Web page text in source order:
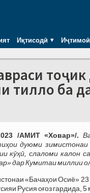
Иқтисодӣ Иҷтимоӣ
тилло ба
/АМИТ «Ховар»/.
дуюми
кӯҳӣ, слаломи калон
дар Кумитаи миллии
«Бачаҳои Осиё»
Русия оғоз гардида, 5